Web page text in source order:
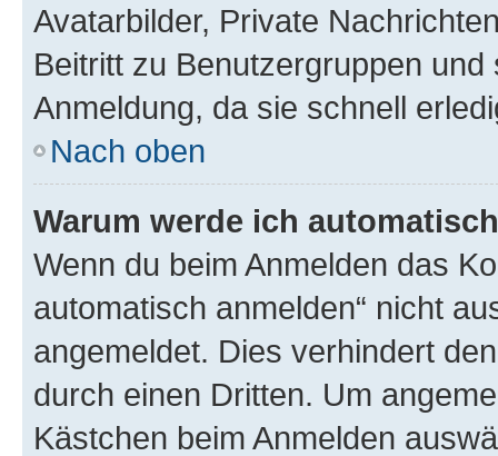
Avatarbilder, Private
Beitritt zu Benutzergruppen
Anmeldung, da sie schnell
Nach oben
Warum werde ich
Wenn du beim Anmelden das
automatisch anmelden“ nicht
angemeldet. Dies verhindert
durch einen Dritten. Um
Kästchen beim Anmelden